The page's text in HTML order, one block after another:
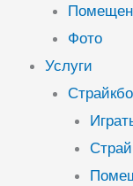
Фото
Услуги